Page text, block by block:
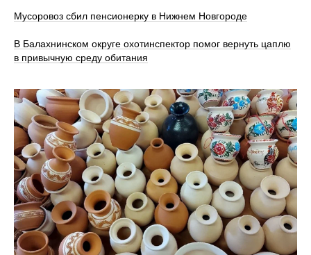
Мусоровоз сбил пенсионерку в Нижнем Новгороде
В Балахнинском округе охотинспектор помог вернуть цаплю
в привычную среду обитания